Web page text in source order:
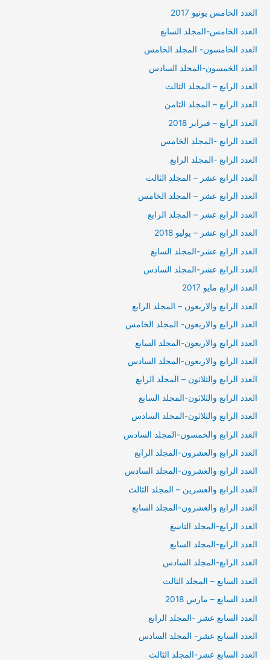
العدد الخامس يونيو 2017
العدد الخامس-المجلد السابع
العدد الخامسون- المجلد الخامس
العدد الخمسون-المجلد السادس
العدد الرابع – المجلد الثالث
العدد الرابع – المجلد الثامن
العدد الرابع – فبراير 2018
العدد الرابع -المجلد الخامس
العدد الرابع -المجلد الرابع
العدد الرابع عشر – المجلد الثالث
العدد الرابع عشر – المجلد الخامس
العدد الرابع عشر – المجلد الرابع
العدد الرابع عشر – يوليو 2018
العدد الرابع عشر-المجلد السابع
العدد الرابع عشر-المجلد السادس
العدد الرابع مايو 2017
العدد الرابع والاربعون – المجلد الرابع
العدد الرابع والاربعون- المجلد الخامس
العدد الرابع والاربعون-المجلد السابع
العدد الرابع والاربعون-المجلد السادس
العدد الرابع والثلاثون – المجلد الرابع
العدد الرابع والثلاثون-المجلد السابع
العدد الرابع والثلاثون-المجلد السادس
العدد الرابع والخمسون-المجلد السادس
العدد الرابع والعشرون-المجلد الرابع
العدد الرابع والعشرون-المجلد السادس
العدد الرابع والعشرين – المجلد الثالث
العدد الرابع والغشرون-المجلد السابع
العدد الرابع-المجلد التاسغ
العدد الرابع-المجلد السابع
العدد الرابع-المجلد السادس
العدد السابع – المجلد الثالث
العدد السابع – مارس 2018
العدد السابع عشر -المجلد الرابع
العدد السابع عشر- المجلد السادس
العدد السابع عشر-المجلد الثالث